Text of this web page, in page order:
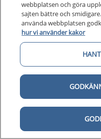
Figur 2.
upprepade
PDE-4-hämmare
FEV1 > 50 % av förväntat
trots behandling med
webbplatsen och göra
sajten bättre och
använda webbplatsen
hur vi använder kakor